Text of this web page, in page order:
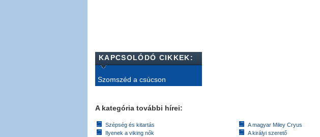
KAPCSOLÓDÓ CIKKEK:
Szomszéd a csúcson
A kategória további hírei:
Szépség és kitartás
Ilyenek a viking nők
A magyar Miley Cryus
A királyi szerető